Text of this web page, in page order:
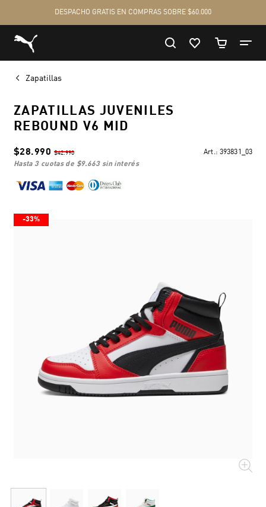
Zapatillas
ZAPATILLAS JUVENILES
REBOUND V6 MID
$28.990 $42.990 Art.: 393831_03
hasta 3 cuotas de $9.663sin interés
-33%